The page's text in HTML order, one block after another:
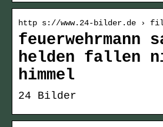
http s://www.24-bilder.de ›
feuerwehrmann
helden fallen
himmel
24 Bilder